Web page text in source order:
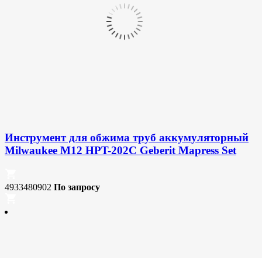
Инструмент для обжима труб аккумуляторный
Milwaukee M12 HPT-202C Geberit Mapress Set
4933480902 По запросу